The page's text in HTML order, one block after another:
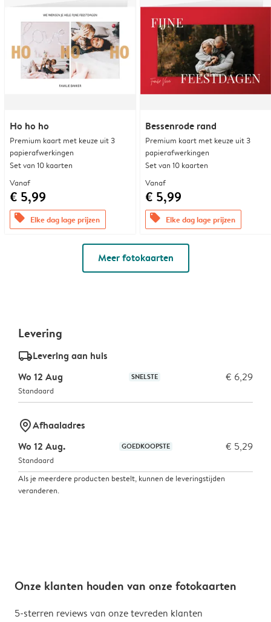
Ho ho ho
Premium kaart met keuze uit 3
papierafwerkingen
Set van 10 kaarten
Vanaf
€ 5,99
offers Elke dag lage prijzen
Bessenrode rand
Premium kaart met keuze uit 3
papierafwerkingen
Set van 10 kaarten
Vanaf
€ 5,99
offers Elke dag lage prijzen
Meer fotokaarten
Levering
delivery_standard_v2Levering aan huis
Wo 12 Aug
SNELSTE € 6,29
Standaard
marker-pinAfhaaladres
Wo 12 Aug.
GOEDKOOPSTE € 5,29
Standaard
Als je meerdere producten bestelt, kunnen de leveringstijden
veranderen.
Onze klanten houden van onze fotokaarten
5-sterren reviews van onze tevreden klanten